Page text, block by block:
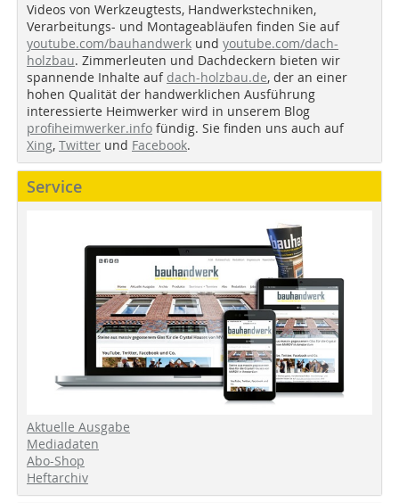
Videos von Werkzeugtests, Handwerkstechniken,
Verarbeitungs- und Montageabläufen finden Sie auf
youtube.com/bauhandwerk und youtube.com/dach-
holzbau. Zimmerleuten und Dachdeckern bieten wir
spannende Inhalte auf dach-holzbau.de, der an einer
hohen Qualität der handwerklichen Ausführung
interessierte Heimwerker wird in unserem Blog
profiheimwerker.info fündig. Sie finden uns auch auf
Xing, Twitter und Facebook.
Service
Aktuelle Ausgabe
Mediadaten
Abo-Shop
Heftarchiv